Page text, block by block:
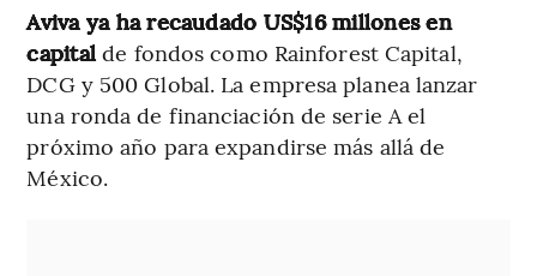
Aviva ya ha recaudado US$16 millones en
capitalde fondos como Rainforest Capital,
DCG y 500 Global. La empresa planea lanzar
una ronda de financiación de serie A el
próximo año para expandirse más allá de
México.